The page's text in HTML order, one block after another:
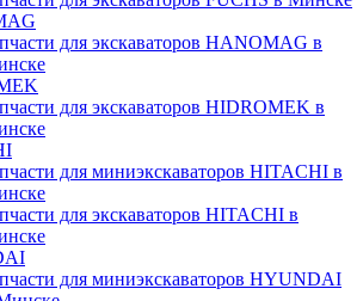
для экскаваторов HANOMAG в
для экскаваторов HIDROMEK в
для миниэкскаваторов HITACHI в
для экскаваторов HITACHI в
для миниэкскаваторов HYUNDAI